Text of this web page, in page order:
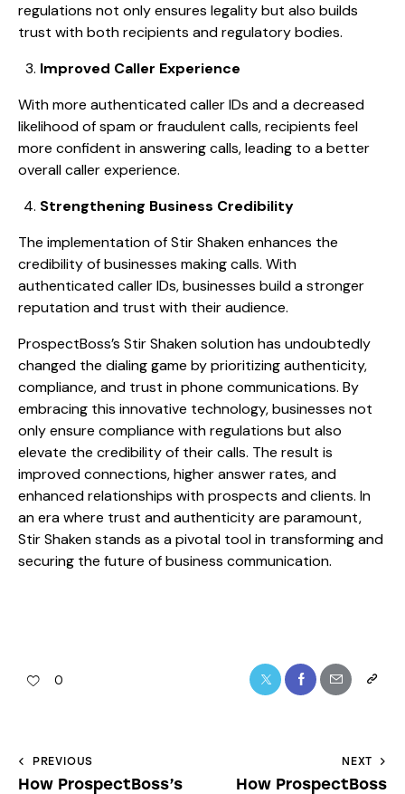
regulations not only ensures legality but also builds
trust with both recipients and regulatory bodies.
Improved Caller Experience
With more authenticated caller IDs and a decreased
likelihood of spam or fraudulent calls, recipients feel
more confident in answering calls, leading to a better
overall caller experience.
Strengthening Business Credibility
The implementation of Stir Shaken enhances the
credibility of businesses making calls. With
authenticated caller IDs, businesses build a stronger
reputation and trust with their audience.
ProspectBoss’s Stir Shaken solution has undoubtedly
changed the dialing game by prioritizing authenticity,
compliance, and trust in phone communications. By
embracing this innovative technology, businesses not
only ensure compliance with regulations but also
elevate the credibility of their calls. The result is
improved connections, higher answer rates, and
enhanced relationships with prospects and clients. In
an era where trust and authenticity are paramount,
Stir Shaken stands as a pivotal tool in transforming and
securing the future of business communication.
0
PREVIOUS
How ProspectBoss’s
NEXT
How ProspectBoss